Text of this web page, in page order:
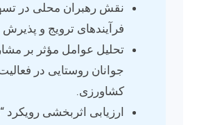
نقش رهبران محلی در
فرآیندهای ترویج و پذیرش
تحلیل عوامل مؤثر بر
جوانان روستایی در
کشاورزی.
ارزیابی اثربخشی رویکرد